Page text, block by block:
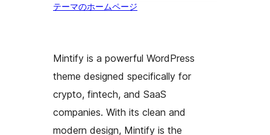
テーマのホームページ
Mintify is a powerful WordPress
theme designed specifically for
crypto, fintech, and SaaS
companies. With its clean and
modern design, Mintify is the